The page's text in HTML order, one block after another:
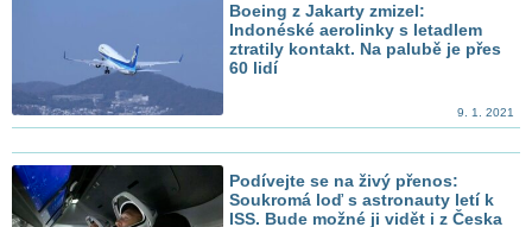
Boeing z Jakarty zmizel:
Indonéské aerolinky s letadlem
ztratily kontakt. Na palubě je přes
60 lidí
9. 1. 2021
Podívejte se na živý přenos:
Soukromá loď s astronauty letí k
ISS. Bude možné ji vidět i z Česka